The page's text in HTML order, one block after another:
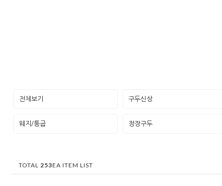
전체보기 구두신상
웨지/통굽 정장구두
TOTAL 253EA ITEM LIST